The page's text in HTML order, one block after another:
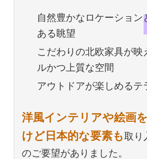
自然豊かなロケーション
ある眺望
こだわりの北欧家具が映
ルかつ上質な空間
アウトドアが楽しめるテ
洋風インテリアや絵画
けど日本的な要素も取り
のご要望がありました。